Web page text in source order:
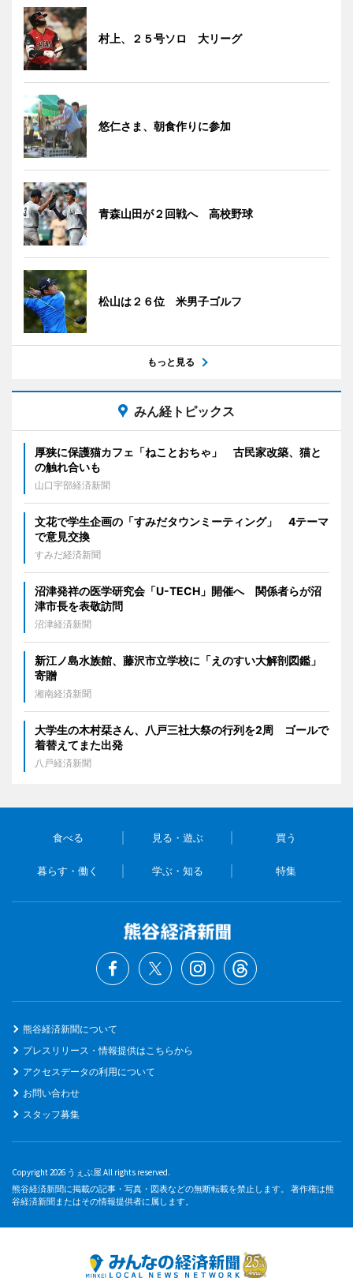
村上、２５号ソロ 大リーグ
悠仁さま、朝食作りに参加
青森山田が２回戦へ 高校野球
松山は２６位 米男子ゴルフ
もっと見る
みん経トピックス
厚狭に保護猫カフェ「ねことおちゃ」 古民家改築、猫と
の触れ合いも
山口宇部経済新聞
文花で学生企画の「すみだタウンミーティング」 4テーマ
で意見交換
すみだ経済新聞
沼津発祥の医学研究会「U-TECH」開催へ 関係者らが沼
津市長を表敬訪問
沼津経済新聞
新江ノ島水族館、藤沢市立学校に「えのすい大解剖図鑑」
寄贈
湘南経済新聞
大学生の木村栞さん、八戸三社大祭の行列を2周 ゴールで
着替えてまた出発
八戸経済新聞
食べる 見る・遊ぶ 買う
暮らす・働く 学ぶ・知る 特集
熊谷経済新聞について
プレスリリース・情報提供はこちらから
アクセスデータの利用について
お問い合わせ
スタッフ募集
Copyright 2026 うぇぶ屋 All rights reserved.
熊谷経済新聞に掲載の記事・写真・図表などの無断転載を禁止します。 著作権は熊
谷経済新聞またはその情報提供者に属します。